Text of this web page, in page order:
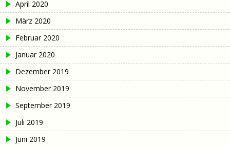
April 2020
März 2020
Februar 2020
Januar 2020
Dezember 2019
November 2019
September 2019
Juli 2019
Juni 2019